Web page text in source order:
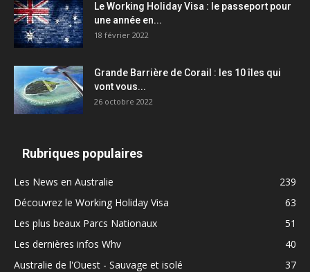
Le Working Holiday Visa : le passeport pour
une année en...
18 février 2022
Grande Barrière de Corail : les 10 îles qui
vont vous...
26 octobre 2022
Rubriques populaires
Les News en Australie
239
Découvrez le Working Holiday Visa
63
Les plus beaux Parcs Nationaux
51
Les dernières infos Whv
40
Australie de l'Ouest - Sauvage et isolé
37